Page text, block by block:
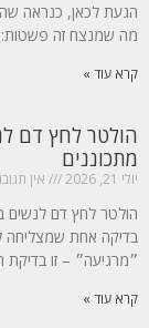
הגעת לכאן, כנראה
מה שמנצח זה
קרא עוד »
הולטר לחץ דם
מתכוננים
יולי 21, 2026 אין
הולטר לחץ דם לנשים
בדיקה אחת שמצליחה
״מרגיעה״ – זו
קרא עוד »